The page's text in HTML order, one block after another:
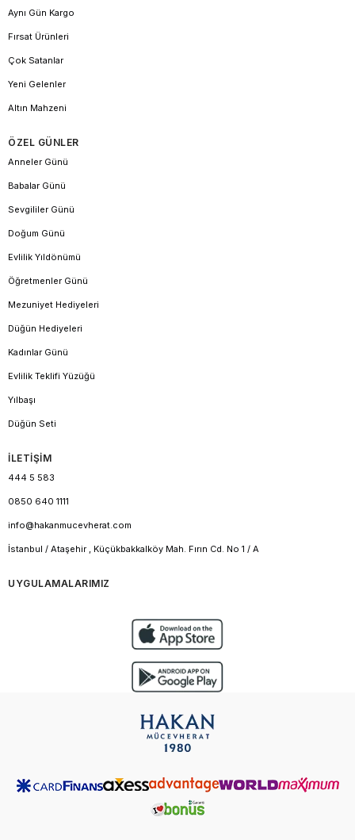
Aynı Gün Kargo
Fırsat Ürünleri
Çok Satanlar
Yeni Gelenler
Altın Mahzeni
ÖZEL GÜNLER
Anneler Günü
Babalar Günü
Sevgililer Günü
Doğum Günü
Evlilik Yıldönümü
Öğretmenler Günü
Mezuniyet Hediyeleri
Düğün Hediyeleri
Kadınlar Günü
Evlilik Teklifi Yüzüğü
Yılbaşı
Düğün Seti
İLETİŞİM
444 5 583
0850 640 1111
info@hakanmucevherat.com
İstanbul / Ataşehir , Küçükbakkalköy Mah. Fırın Cd. No 1 / A
UYGULAMALARIMIZ